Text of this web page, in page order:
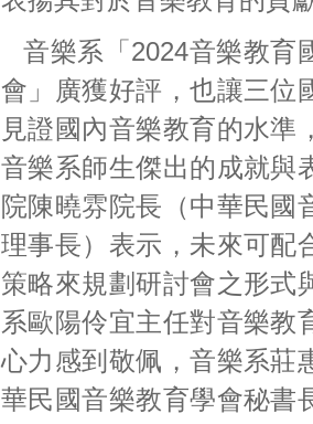
音樂系「2024音樂教育
會」廣獲好評，也讓三位
見證國內音樂教育的水準
音樂系師生傑出的成就與
院陳曉雰院長（中華民國
理事長）表示，未來可配
策略來規劃研討會之形式
系歐陽伶宜主任對音樂教
心力感到敬佩，音樂系莊
華民國音樂教育學會秘書